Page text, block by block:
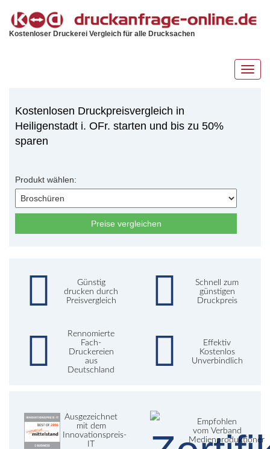
Kostenloser Druckerei Vergleich für alle Drucksachen
Kostenlosen Druckpreisvergleich in
Heiligenstadt i. OFr. starten und bis zu 50%
sparen
Produkt wählen:
Preise vergleichen
Günstig
drucken durch
Preisvergleich
Schnell zum
günstigen
Druckpreis
Rennomierte
Fach-
Druckereien
aus
Deutschland
Effektiv
Kostenlos
Unverbindlich
Ausgezeichnet
mit dem
Innovationspreis-
IT
Empfohlen
vom Verband
Medienproduktioner